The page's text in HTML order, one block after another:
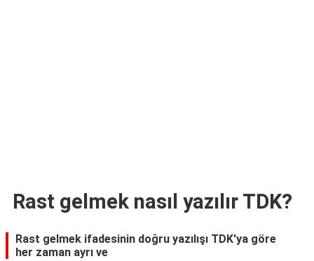
Rast gelmek nasıl yazılır TDK?
Rast gelmek ifadesinin doğru yazılışı TDK'ya göre
her zaman ayrı ve